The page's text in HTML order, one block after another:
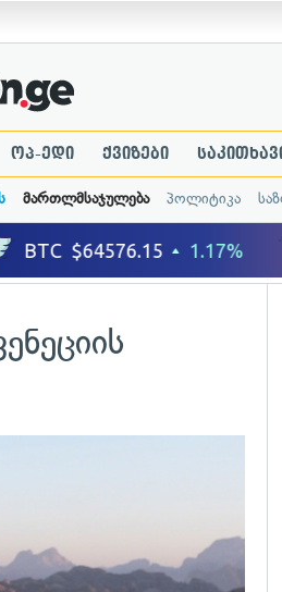
ოპ-ედი ქვიზები
მართლმსაჯულება პოლიტიკა